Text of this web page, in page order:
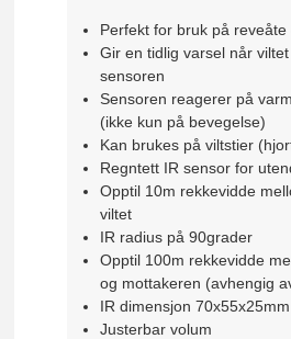
Perfekt for bruk på reveåte
Gir en tidlig varsel når
sensoren
Sensoren reagerer på
(ikke kun på bevegelse)
Kan brukes på viltstier
Regntett IR sensor for
Opptil 10m rekkevidde
viltet
IR radius på 90grader
Opptil 100m rekkevidde
og mottakeren (avhengig
IR dimensjon 70x55x25mm
Justerbar volum